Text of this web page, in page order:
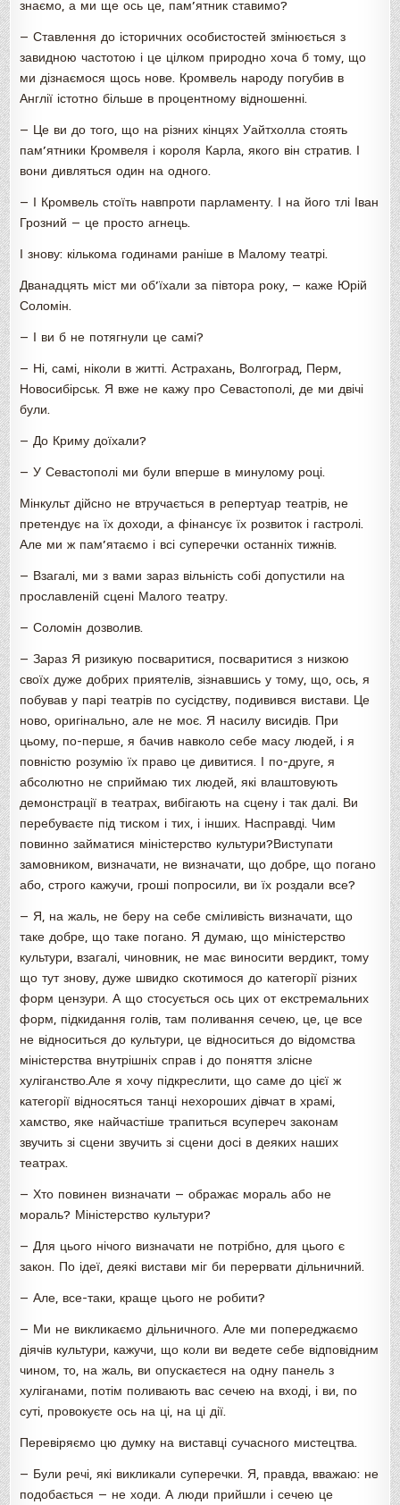
знаємо, а ми ще ось це, пам’ятник ставимо?
— Ставлення до історичних особистостей змінюється з
завидною частотою і це цілком природно хоча б тому, що
ми дізнаємося щось нове. Кромвель народу погубив в
Англії істотно більше в процентному відношенні.
— Це ви до того, що на різних кінцях Уайтхолла стоять
пам’ятники Кромвеля і короля Карла, якого він стратив. І
вони дивляться один на одного.
— І Кромвель стоїть навпроти парламенту. І на його тлі Іван
Грозний — це просто агнець.
І знову: кількома годинами раніше в Малому театрі.
Дванадцять міст ми об’їхали за півтора року, — каже Юрій
Соломін.
— І ви б не потягнули це самі?
— Ні, самі, ніколи в житті. Астрахань, Волгоград, Перм,
Новосибірськ. Я вже не кажу про Севастополі, де ми двічі
були.
— До Криму доїхали?
— У Севастополі ми були вперше в минулому році.
Мінкульт дійсно не втручається в репертуар театрів, не
претендує на їх доходи, а фінансує їх розвиток і гастролі.
Але ми ж пам’ятаємо і всі суперечки останніх тижнів.
— Взагалі, ми з вами зараз вільність собі допустили на
прославленій сцені Малого театру.
— Соломін дозволив.
— Зараз Я ризикую посваритися, посваритися з низкою
своїх дуже добрих приятелів, зізнавшись у тому, що, ось, я
побував у парі театрів по сусідству, подивився вистави. Це
ново, оригінально, але не моє. Я насилу висидів. При
цьому, по-перше, я бачив навколо себе масу людей, і я
повністю розумію їх право це дивитися. І по-друге, я
абсолютно не сприймаю тих людей, які влаштовують
демонстрації в театрах, вибігають на сцену і так далі. Ви
перебуваєте під тиском і тих, і інших. Насправді. Чим
повинно займатися міністерство культури?Виступати
замовником, визначати, не визначати, що добре, що погано
або, строго кажучи, гроші попросили, ви їх роздали все?
— Я, на жаль, не беру на себе сміливість визначати, що
таке добре, що таке погано. Я думаю, що міністерство
культури, взагалі, чиновник, не має виносити вердикт, тому
що тут знову, дуже швидко скотимося до категорії різних
форм цензури. А що стосується ось цих от екстремальних
форм, підкидання голів, там поливання сечею, це, це все
не відноситься до культури, це відноситься до відомства
міністерства внутрішніх справ і до поняття злісне
хуліганство.Але я хочу підкреслити, що саме до цієї ж
категорії відносяться танці нехороших дівчат в храмі,
хамство, яке найчастіше трапиться всупереч законам
звучить зі сцени звучить зі сцени досі в деяких наших
театрах.
— Хто повинен визначати — ображає мораль або не
мораль? Міністерство культури?
— Для цього нічого визначати не потрібно, для цього є
закон. По ідеї, деякі вистави міг би перервати дільничний.
— Але, все-таки, краще цього не робити?
— Ми не викликаємо дільничного. Але ми попереджаємо
діячів культури, кажучи, що коли ви ведете себе відповідним
чином, то, на жаль, ви опускаєтеся на одну панель з
хуліганами, потім поливають вас сечею на вході, і ви, по
суті, провокуєте ось на ці, на ці дії.
Перевіряємо цю думку на виставці сучасного мистецтва.
— Були речі, які викликали суперечки. Я, правда, вважаю: не
подобається — не ходи. А люди прийшли і сечею це